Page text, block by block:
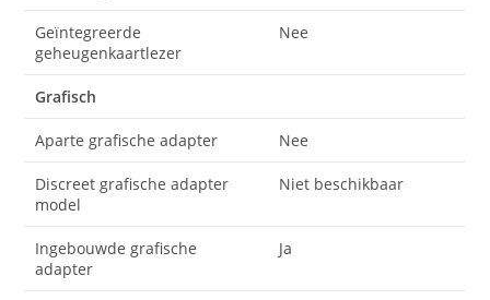
Geïntegreerde
geheugenkaartlezer
Nee
Grafisch
Aparte grafische adapter Nee
Discreet grafische adapter
model
Niet beschikbaar
Ingebouwde grafische
adapter
Ja